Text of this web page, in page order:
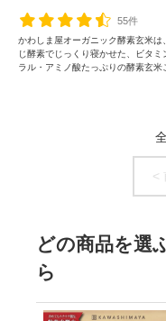
55件
かわしま屋オーガニック酵素玄米は
じ酵素でじっくり寝かせた、ビタミ
ラル・アミノ酸たっぷりの酵素玄米
<
どの商品を選
ら